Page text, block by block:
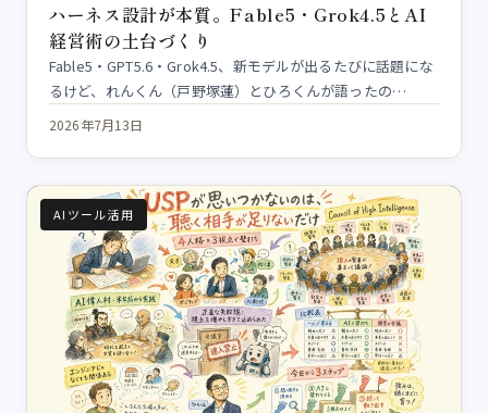
ハーネス設計が本質。Fable5・Grok4.5とAI
経営術の土台づくり
Fable5・GPT5.6・Grok4.5、新モデルが出るたびに話題にな
るけど、れんくん（戸野塚蓮）とひろくんが語ったの…
2026年7月13日
AIツール活用